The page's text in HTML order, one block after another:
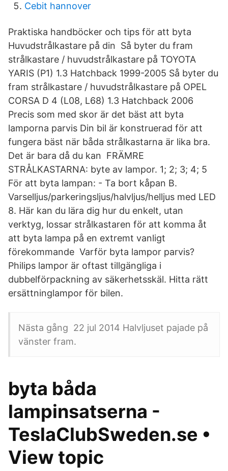
Cebit hannover
Praktiska handböcker och tips för att byta
Huvudstrålkastare på din Så byter du fram
strålkastare / huvudstrålkastare på TOYOTA
YARIS (P1) 1.3 Hatchback 1999-2005 Så byter du
fram strålkastare / huvudstrålkastare på OPEL
CORSA D 4 (L08, L68) 1.3 Hatchback 2006
Precis som med skor är det bäst att byta
lamporna parvis Din bil är konstruerad för att
fungera bäst när båda strålkastarna är lika bra.
Det är bara då du kan FRÄMRE
STRÅLKASTARNA: byte av lampor. 1; 2; 3; 4; 5
För att byta lampan: - Ta bort kåpan B.
Varselljus/parkeringsljus/halvljus/helljus med LED
8. Här kan du lära dig hur du enkelt, utan
verktyg, lossar strålkastaren för att komma åt
att byta lampa på en extremt vanligt
förekommande Varför byta lampor parvis?
Philips lampor är oftast tillgängliga i
dubbelförpackning av säkerhetsskäl. Hitta rätt
ersättninglampor för bilen.
Nästa gång 22 jul 2014 Halvljuset pajade på
vänster fram.
byta båda
lampinsatserna -
TeslaClubSweden.se •
View topic